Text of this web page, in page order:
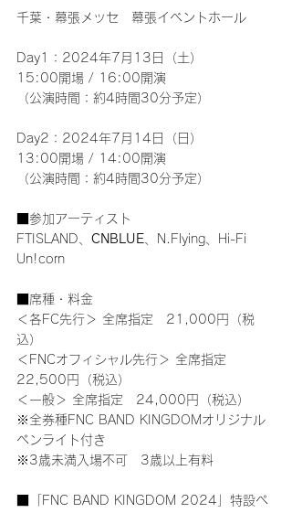
千葉・幕張メッセ　幕張イベントホール
Day1：2024年7月13日（土）
15:00開場 / 16:00開演
（公演時間：約4時間30分予定）
Day2：2024年7月14日（日）
13:00開場 / 14:00開演
（公演時間：約4時間30分予定）
■参加アーティスト
FTISLAND、 CNBLUE 、N.Flying、Hi-Fi
Un!corn
■席種・料金
＜各FC先行＞ 全席指定　21,000円（税
込）
＜FNCオフィシャル先行＞ 全席指定
22,500円（税込）
＜一般＞ 全席指定　24,000円（税込）
※全券種FNC BAND KINGDOMオリジナル
ペンライト付き
※3歳未満入場不可　3歳以上有料
■「FNC BAND KINGDOM 2024」特設ペ